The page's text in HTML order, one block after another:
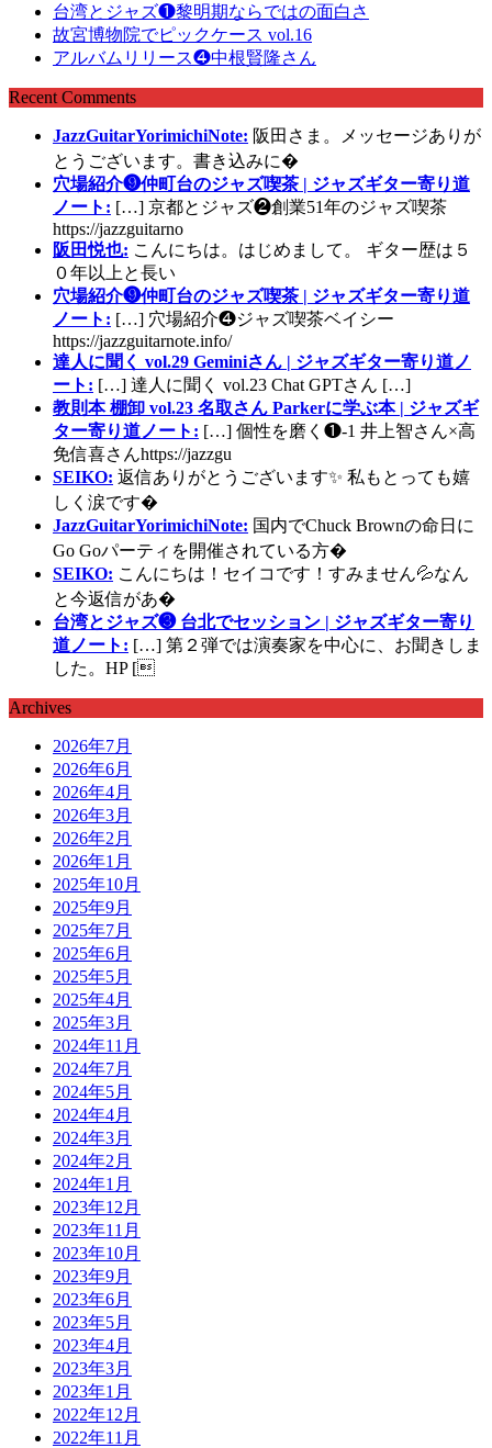
台湾とジャズ❶黎明期ならではの面白さ
故宮博物院でピックケース vol.16
アルバムリリース❹中根賢隆さん
Recent Comments
JazzGuitarYorimichiNote: 阪田さま。メッセージありが
とうございます。書き込みに�
穴場紹介❾仲町台のジャズ喫茶 | ジャズギター寄り道
ノート: […] 京都とジャズ❷創業51年のジャズ喫茶
https://jazzguitarno
阪田悦也: こんにちは。はじめまして。 ギター歴は５
０年以上と長い
穴場紹介❾仲町台のジャズ喫茶 | ジャズギター寄り道
ノート: […] 穴場紹介❹ジャズ喫茶ベイシー
https://jazzguitarnote.info/
達人に聞く vol.29 Geminiさん | ジャズギター寄り道ノ
ート: […] 達人に聞く vol.23 Chat GPTさん […]
教則本 棚卸 vol.23 名取さん Parkerに学ぶ本 | ジャズギ
ター寄り道ノート: […] 個性を磨く❶-1 井上智さん×高
免信喜さんhttps://jazzgu
SEIKO: 返信ありがとうございます✨ 私もとっても嬉
しく涙です�
JazzGuitarYorimichiNote: 国内でChuck Brownの命日に
Go Goパーティを開催されている方�
SEIKO: こんにちは！セイコです！すみません💦なん
と今返信があ�
台湾とジャズ❸ 台北でセッション | ジャズギター寄り
道ノート: […] 第２弾では演奏家を中心に、お聞きしま
した。HP [
Archives
2026年7月
2026年6月
2026年4月
2026年3月
2026年2月
2026年1月
2025年10月
2025年9月
2025年7月
2025年6月
2025年5月
2025年4月
2025年3月
2024年11月
2024年7月
2024年5月
2024年4月
2024年3月
2024年2月
2024年1月
2023年12月
2023年11月
2023年10月
2023年9月
2023年6月
2023年5月
2023年4月
2023年3月
2023年1月
2022年12月
2022年11月